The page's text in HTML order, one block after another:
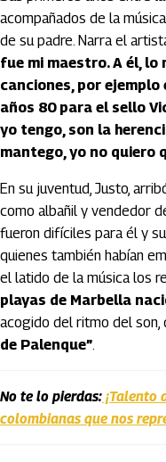
acompañados de la
de su padre. Narra el
fue mi maestro. A él, lo
canciones, por ejemplo
años 80 para el sello
yo tengo, son la
mantego, yo no quiero
En su juventud, Justo,
como albañil y vendedor
fueron difíciles para él y
quienes también habían
el latido de la música los
playas de Marbella
acogido del ritmo del son,
de Palenque”.
No te lo pierdas: ¡Talento
colombianas que nos